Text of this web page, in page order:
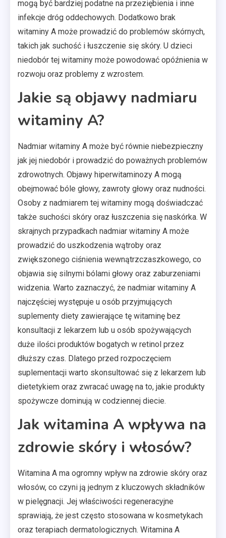
mogą być bardziej podatne na przeziębienia i inne
infekcje dróg oddechowych. Dodatkowo brak
witaminy A może prowadzić do problemów skórnych,
takich jak suchość i łuszczenie się skóry. U dzieci
niedobór tej witaminy może powodować opóźnienia w
rozwoju oraz problemy z wzrostem.
Jakie są objawy nadmiaru
witaminy A?
Nadmiar witaminy A może być równie niebezpieczny
jak jej niedobór i prowadzić do poważnych problemów
zdrowotnych. Objawy hiperwitaminozy A mogą
obejmować bóle głowy, zawroty głowy oraz nudności.
Osoby z nadmiarem tej witaminy mogą doświadczać
także suchości skóry oraz łuszczenia się naskórka. W
skrajnych przypadkach nadmiar witaminy A może
prowadzić do uszkodzenia wątroby oraz
zwiększonego ciśnienia wewnątrzczaszkowego, co
objawia się silnymi bólami głowy oraz zaburzeniami
widzenia. Warto zaznaczyć, że nadmiar witaminy A
najczęściej występuje u osób przyjmujących
suplementy diety zawierające tę witaminę bez
konsultacji z lekarzem lub u osób spożywających
duże ilości produktów bogatych w retinol przez
dłuższy czas. Dlatego przed rozpoczęciem
suplementacji warto skonsultować się z lekarzem lub
dietetykiem oraz zwracać uwagę na to, jakie produkty
spożywcze dominują w codziennej diecie.
Jak witamina A wpływa na
zdrowie skóry i włosów?
Witamina A ma ogromny wpływ na zdrowie skóry oraz
włosów, co czyni ją jednym z kluczowych składników
w pielęgnacji. Jej właściwości regeneracyjne
sprawiają, że jest często stosowana w kosmetykach
oraz terapiach dermatologicznych. Witamina A